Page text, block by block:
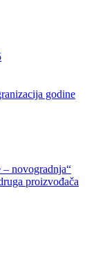
godine
– novogradnja“
proizvođača